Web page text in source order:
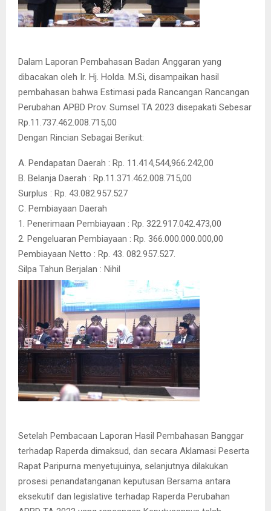
Dalam Laporan Pembahasan Badan Anggaran yang
dibacakan oleh Ir. Hj. Holda. M.Si, disampaikan hasil
pembahasan bahwa Estimasi pada Rancangan Rancangan
Perubahan APBD Prov. Sumsel TA 2023 disepakati Sebesar
Rp.11.737.462.008.715,00
Dengan Rincian Sebagai Berikut:
A. Pendapatan Daerah : Rp. 11.414,544,966.242,00
B. Belanja Daerah : Rp.11.371.462.008.715,00
Surplus : Rp. 43.082.957.527
C. Pembiayaan Daerah
1. Penerimaan Pembiayaan : Rp. 322.917.042.473,00
2. Pengeluaran Pembiayaan : Rp. 366.000.000.000,00
Pembiayaan Netto : Rp. 43. 082.957.527.
Silpa Tahun Berjalan : Nihil
Setelah Pembacaan Laporan Hasil Pembahasan Banggar
terhadap Raperda dimaksud, dan secara Aklamasi Peserta
Rapat Paripurna menyetujuinya, selanjutnya dilakukan
prosesi penandatanganan keputusan Bersama antara
eksekutif dan legislative terhadap Raperda Perubahan